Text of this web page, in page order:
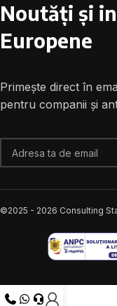
Noutăți și
Europene
Primește direct în
pentru companii și
©2025 - 2026 Consulting